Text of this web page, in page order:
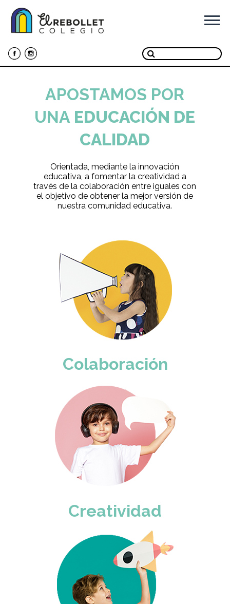
APOSTAMOS POR
UNA EDUCACIÓN DE
CALIDAD
Orientada, mediante la innovación
educativa, a fomentar la creatividad a
través de la colaboración entre iguales con
el objetivo de obtener la mejor versión de
nuestra comunidad educativa.
Colaboración
Creatividad